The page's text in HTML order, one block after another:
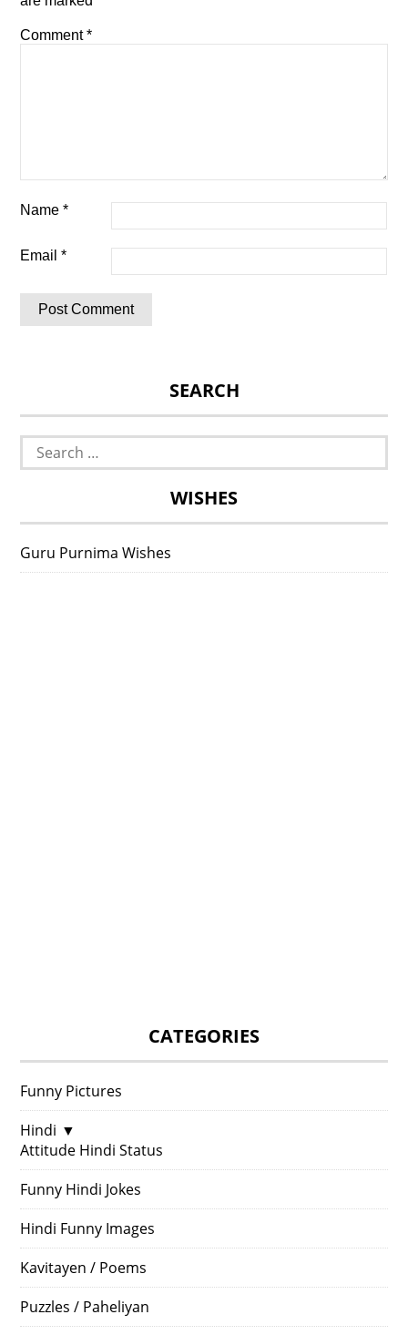
Comment*
Name*
Email*
SEARCH
Search
for:
WISHES
Guru Purnima Wishes
CATEGORIES
Funny Pictures
Hindi ▼
Attitude Hindi Status
Funny Hindi Jokes
Hindi Funny Images
Kavitayen / Poems
Puzzles / Paheliyan